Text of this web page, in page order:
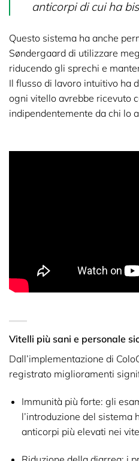
anticorpi di cui ha
Questo sistema ha anche
Søndergaard di utilizzare
riducendo gli sprechi e
Il flusso di lavoro intuitivo ha
ogni vitello avrebbe ricevuto
indipendentemente da chi lo
Vitelli più sani e personale
Dall’implementazione di
registrato miglioramenti
Immunità più forte: gli
l’introduzione del sistema
anticorpi più elevati nei